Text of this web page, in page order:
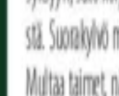
Reconnect to nature
För återförsäljareOm Nelson Garden